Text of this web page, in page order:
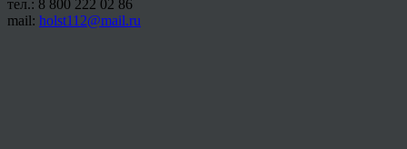
тел.: 8 800 222 02 86
mail: holst112@mail.ru